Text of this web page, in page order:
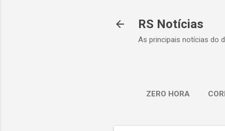
RS Notícias
As principais notícias do
ZERO HORA